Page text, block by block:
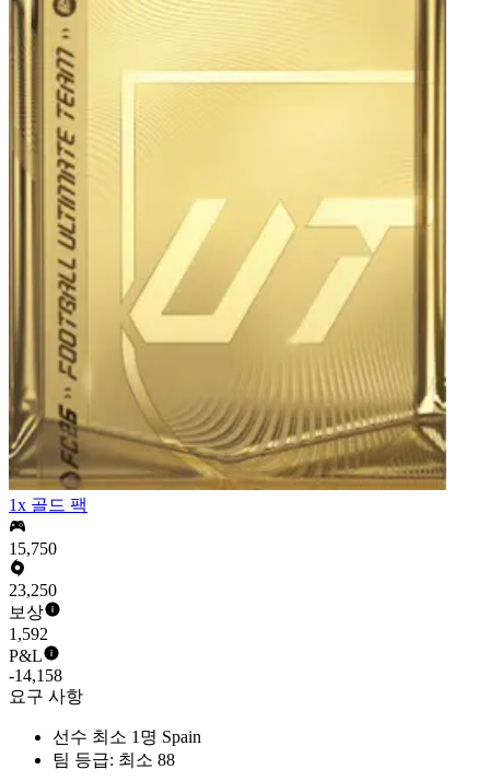
1x 골드 팩
15,750
23,250
보상
1,592
P&L
-14,158
요구 사항
선수 최소 1명 Spain
팀 등급: 최소 88